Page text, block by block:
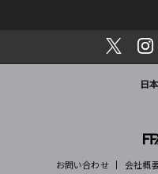
日
お問い合わせ 会社概